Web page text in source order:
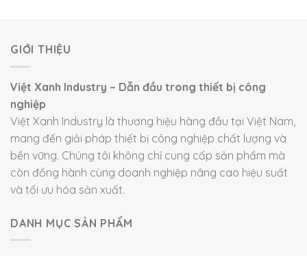
GIỚI THIỆU
Việt Xanh Industry – Dẫn đầu trong thiết bị công
nghiệp
Việt Xanh Industry là thương hiệu hàng đầu tại Việt Nam,
mang đến giải pháp thiết bị công nghiệp chất lượng và
bền vững. Chúng tôi không chỉ cung cấp sản phẩm mà
còn đồng hành cùng doanh nghiệp nâng cao hiệu suất
và tối ưu hóa sản xuất.
DANH MỤC SẢN PHẨM